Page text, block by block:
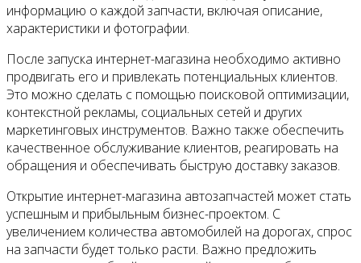
информацию о каждой запчасти, включая описание,
характеристики и фотографии.
После запуска интернет-магазина необходимо активно
продвигать его и привлекать потенциальных клиентов.
Это можно сделать с помощью поисковой оптимизации,
контекстной рекламы, социальных сетей и других
маркетинговых инструментов. Важно также обеспечить
качественное обслуживание клиентов, реагировать на
обращения и обеспечивать быструю доставку заказов.
Открытие интернет-магазина автозапчастей может стать
успешным и прибыльным бизнес-проектом. С
увеличением количества автомобилей на дорогах, спрос
на запчасти будет только расти. Важно предложить